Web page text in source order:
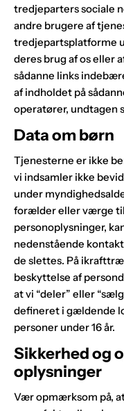
tredjeparters sociale
andre brugere af
tredjepartsplatforme
deres brug af os eller
sådanne links
af indholdet på
operatører, undtagen
Data om børn
Tjenesterne er ikke
vi indsamler ikke
under
forælder eller værge til
personoplysninger,
nedenstående
de slettes. På
beskyttelse af
at vi “deler” eller
defineret i gældende
personer under 16 år.
Sikkerhed og
oplysninger
Vær opmærksom på,